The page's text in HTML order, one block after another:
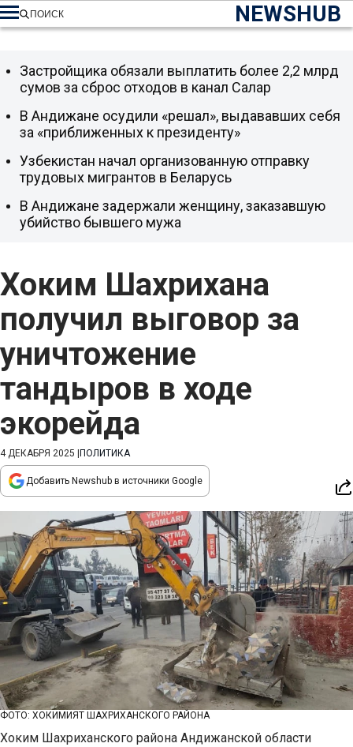
NEWSHUB
ПОИСК
Хоким Шахрихана
получил выговор за
уничтожение
тандыров в ходе
экорейда
4 ДЕКАБРЯ 2025 ПОЛИТИКА
Добавить Newshub в источники Google
ФОТО: ХОКИМИЯТ ШАХРИХАНСКОГО РАЙОНА
Хоким Шахриханского района Андижанской области
Застройщика обязали выплатить более 2,2 млрд
сумов за сброс отходов в канал Салар
В Андижане осудили «решал», выдававших себя
за «приближенных к президенту»
Узбекистан начал организованную отправку
трудовых мигрантов в Беларусь
В Андижане задержали женщину, заказавшую
убийство бывшего мужа